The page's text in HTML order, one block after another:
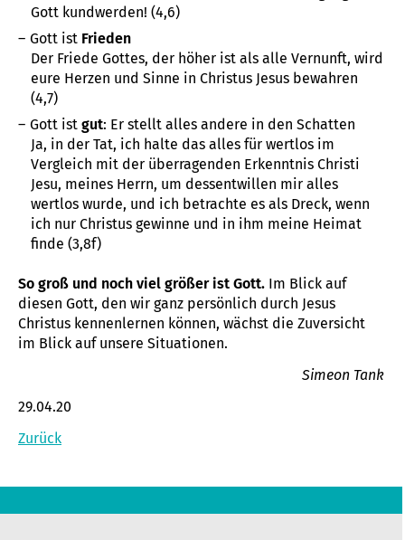
Gott kundwerden! (4,6)
Gott ist Frieden
Der Friede Gottes, der höher ist als alle Vernunft, wird
eure Herzen und Sinne in Christus Jesus bewahren
(4,7)
Gott ist gut: Er stellt alles andere in den Schatten
Ja, in der Tat, ich halte das alles für wertlos im
Vergleich mit der überragenden Erkenntnis Christi
Jesu, meines Herrn, um dessentwillen mir alles
wertlos wurde, und ich betrachte es als Dreck, wenn
ich nur Christus gewinne und in ihm meine Heimat
finde (3,8f)
So groß und noch viel größer ist Gott. Im Blick auf
diesen Gott, den wir ganz persönlich durch Jesus
Christus kennenlernen können, wächst die Zuversicht
im Blick auf unsere Situationen.
Simeon Tank
29.04.20
Zurück